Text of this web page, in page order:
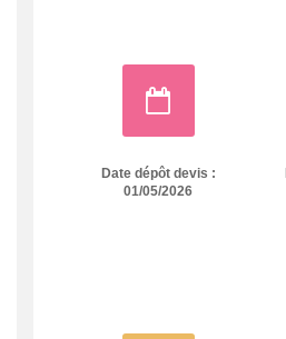
Date dépôt devis :
01/05/2026